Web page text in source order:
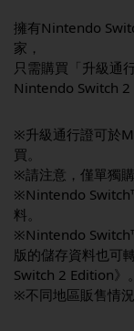
擁有Nintendo
家，
只需購買「升級通
Nintendo Switch 2
※升級通行證可於
買。
※請注意，僅單獨
※Nintendo
料。
※Nintendo
版的儲存資料也可
Switch 2 Edition》。
※不同地區販售情況